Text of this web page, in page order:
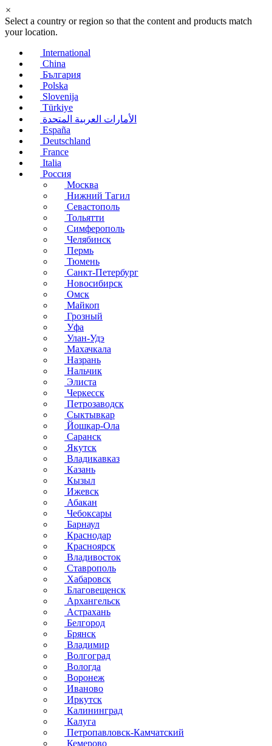
×
Select a country or region so that the content and products match
your location.
International
China
България
Polska
Slovenija
Türkiye
الأمارات العربية المتحدة
España
Deutschland
France
Italia
Россия
Москва
Нижний Тагил
Севастополь
Тольятти
Симферополь
Челябинск
Пермь
Тюмень
Санкт-Петербург
Новосибирск
Омск
Майкоп
Грозный
Уфа
Улан-Удэ
Махачкала
Назрань
Нальчик
Элиста
Черкесск
Петрозаводск
Сыктывкар
Йошкар-Ола
Саранск
Якутск
Владикавказ
Казань
Кызыл
Ижевск
Абакан
Чебоксары
Барнаул
Краснодар
Красноярск
Владивосток
Ставрополь
Хабаровск
Благовещенск
Архангельск
Астрахань
Белгород
Брянск
Владимир
Волгоград
Вологда
Воронеж
Иваново
Иркутск
Калининград
Калуга
Петропавловск-Камчатский
Кемерово